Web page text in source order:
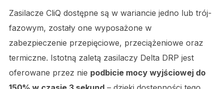
Zasilacze CliQ dostępne są w wariancie jedno lub trój-
fazowym, zostały one wyposażone w
zabezpieczenie przepięciowe, przeciążeniowe oraz
termiczne. Istotną zaletą zasilaczy Delta DRP jest
oferowane przez nie podbicie mocy wyjściowej do